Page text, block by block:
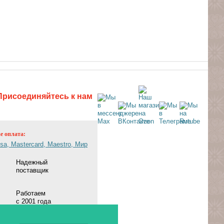
к нам
оплата:
Надежный
поставщик
Работаем
с 2001 года